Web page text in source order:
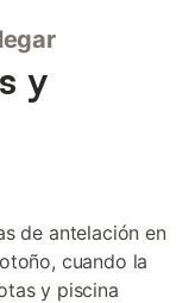
y
de antelación en
cuando la
y piscina